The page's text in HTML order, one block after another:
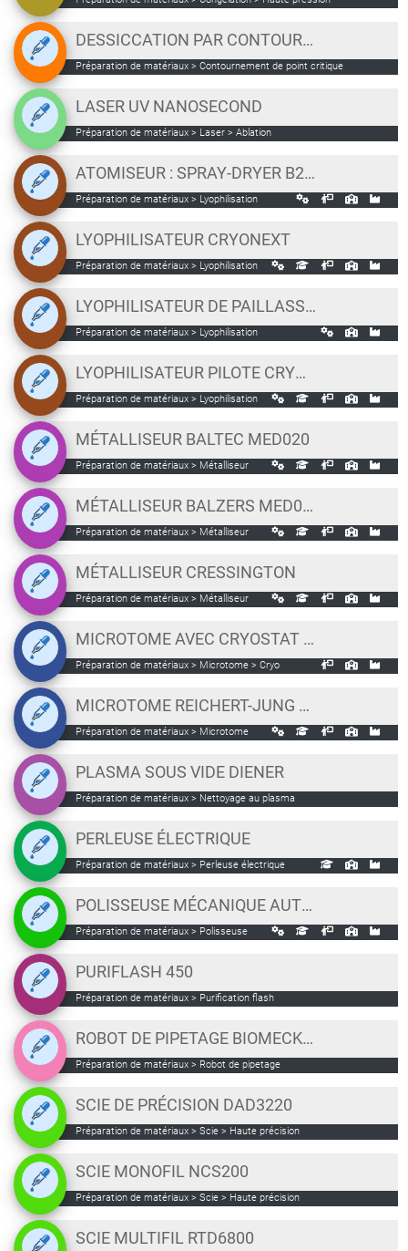
DESSICCATION PAR CONTOURNEMENT DU POINT CRITIQUE LEICA EM CPD
Préparation de matériaux > Contournement de point critique
LASER UV NANOSECOND
Préparation de matériaux > Laser > Ablation
ATOMISEUR : SPRAY-DRYER B290 – BÜCHI
Préparation de matériaux > Lyophilisation
LYOPHILISATEUR CRYONEXT
Préparation de matériaux > Lyophilisation
LYOPHILISATEUR DE PAILLASSE CRYOTECH - CRYOTEC
Préparation de matériaux > Lyophilisation
LYOPHILISATEUR PILOTE CRYOTEC 3000 CM2 [PLATEAU BIOTOP]
Préparation de matériaux > Lyophilisation
MÉTALLISEUR BALTEC MED020
Préparation de matériaux > Métalliseur
MÉTALLISEUR BALZERS MED010
Préparation de matériaux > Métalliseur
MÉTALLISEUR CRESSINGTON
Préparation de matériaux > Métalliseur
MICROTOME AVEC CRYOSTAT LEICA CM 3050S
Préparation de matériaux > Microtome > Cryo
MICROTOME REICHERT-JUNG SUPERCUT 2050
Préparation de matériaux > Microtome
PLASMA SOUS VIDE DIENER
Préparation de matériaux > Nettoyage au plasma
PERLEUSE ÉLECTRIQUE
Préparation de matériaux > Perleuse électrique
POLISSEUSE MÉCANIQUE AUTOMATIQUE PRESI MECATECH 250
Préparation de matériaux > Polisseuse
PURIFLASH 450
Préparation de matériaux > Purification flash
ROBOT DE PIPETAGE BIOMECK I5
Préparation de matériaux > Robot de pipetage
SCIE DE PRÉCISION DAD3220
Préparation de matériaux > Scie > Haute précision
SCIE MONOFIL NCS200
Préparation de matériaux > Scie > Haute précision
SCIE MULTIFIL RTD6800